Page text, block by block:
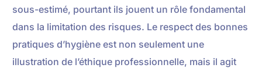
sous-estimé, pourtant ils jouent un rôle fondamental
dans la limitation des risques. Le respect des bonnes
pratiques d’hygiène est non seulement une
illustration de l’éthique professionnelle, mais il agit